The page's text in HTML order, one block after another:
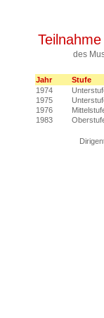
des
Jahr
Stufe
1974
1975
1976
1983